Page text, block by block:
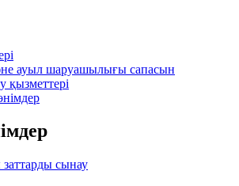
ауыл шаруашылығы сапасын
қызметтері